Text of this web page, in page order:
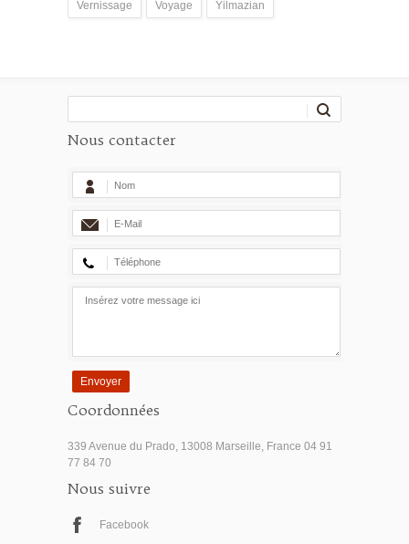
Vernissage Voyage Yilmazian
Nous contacter
Envoyer
Coordonnées
339 Avenue du Prado, 13008 Marseille, France 04 91
77 84 70
Nous suivre
Facebook